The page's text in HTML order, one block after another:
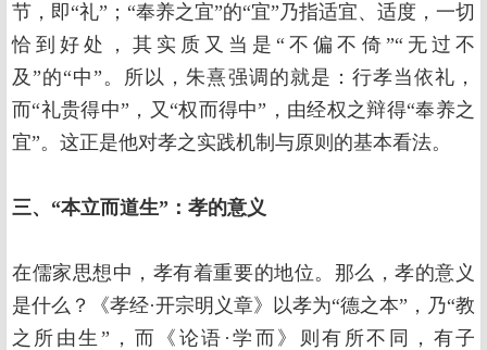
节，即“礼”；“奉养之宜”的“宜”乃指适宜、适度，一切
恰到好处，其实质又当是“不偏不倚”“无过不
及”的“中”。所以，朱熹强调的就是：行孝当依礼，
而“礼贵得中”，又“权而得中”，由经权之辩得“奉养之
宜”。这正是他对孝之实践机制与原则的基本看法。
三、“本立而道生”：孝的意义
在儒家思想中，孝有着重要的地位。那么，孝的意义
是什么？《孝经·开宗明义章》以孝为“德之本”，乃“教
之所由生”，而《论语·学而》则有所不同，有子